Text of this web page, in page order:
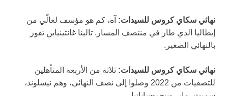
نهائي سكاي كروس للسيدات: آه، كم هو مؤسف لغالّي من
إيطاليا الذي طار في منتصف المسار. تالينا غانتينباين تفوز
بالنهائي الصغير.
نهائي سكاي كروس للسيدات: ثلاثة من الأربعة المتأهلين
للتصفيات من 2022 وصلوا إلى نصف النهائي، وهم نيسلوند،